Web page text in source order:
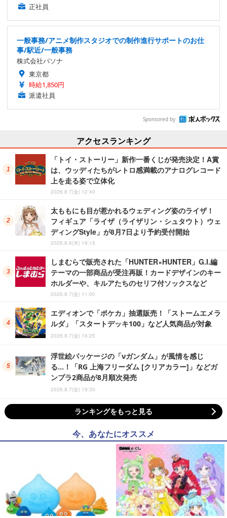
正社員
一般事務/アニメ制作スタジオでの制作進行サポートのお仕
事/駅近/一般事務
株式会社パソナ
東京都
時給1,850円
派遣社員
Sponsored by
アクセスランキング
「トイ・ストーリー」新作一番くじが発売決定！A賞
は、ウッディたちがレトロ感満載のアナログレコード
上を走る姿で立体化
2026.8.7(金) 12:40
太ももにも目が惹かれるウェディング姿のライザ！
フィギュア「ライザ（ライザリン・シュタウト）ウェ
ディングStyle」が8月7日より予約受付開始
2026.8.6(木) 19:15
しまむらで販売された「HUNTER×HUNTER」G.I.編
テーマの一部商品が受注再販！カードデザインのキー
ホルダーや、キルアたちのセリフ付ソックスなど
2026.8.7(金) 11:00
エディオンで「ポケカ」抽選販売！「ストームエメラ
ルダ」「スタートデッキ100」など人気商品が対象
2026.8.7(金) 16:25
浮世絵パッケージの「νガンダム」が風情を感じ
る…！「RG 上海フリーダム [クリアカラー]」などガ
ンプラ2商品が8月順次発売
2026.8.7(金) 19:30
ランキングをもっと見る
今、あなたにオススメ